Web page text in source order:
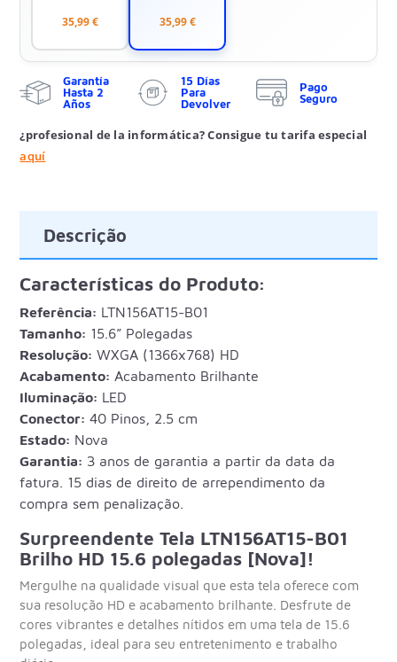
35,99 € 35,99 €
Garantía
Hasta 2
Años
15 Días
Para
Devolver
Pago
Seguro
¿profesional de la informática? Consigue tu tarifa especial
aquí
Descrição
Características do Produto:
Referência: LTN156AT15-B01
Tamanho: 15.6” Polegadas
Resolução: WXGA (1366x768) HD
Acabamento: Acabamento Brilhante
Iluminação: LED
Conector: 40 Pinos, 2.5 cm
Estado: Nova
Garantia: 3 anos de garantia a partir da data da
fatura. 15 dias de direito de arrependimento da
compra sem penalização.
Surpreendente Tela LTN156AT15-B01
Brilho HD 15.6 polegadas [Nova]!
Mergulhe na qualidade visual que esta tela oferece com
sua resolução HD e acabamento brilhante. Desfrute de
cores vibrantes e detalhes nítidos em uma tela de 15.6
polegadas, ideal para seu entretenimento e trabalho